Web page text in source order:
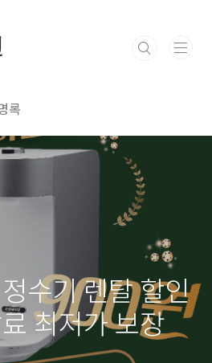
록
수기 렌탈 할인
최저가 보장